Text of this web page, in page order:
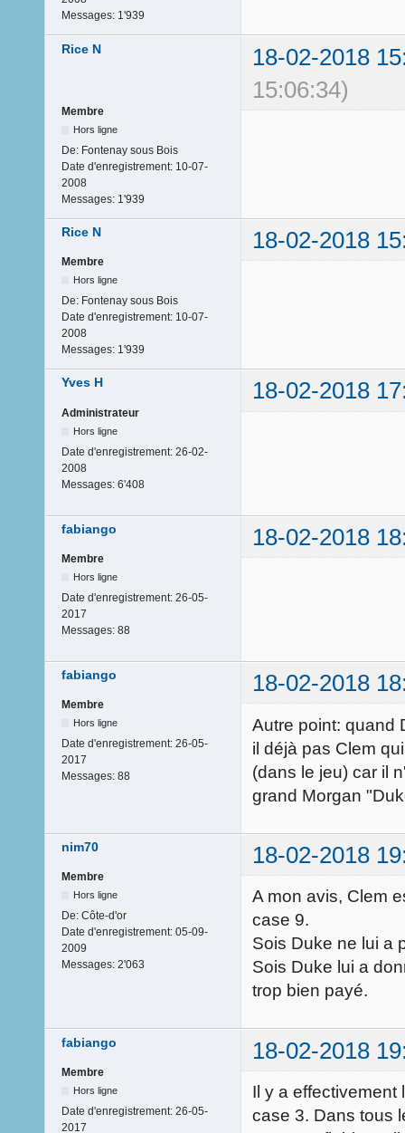
Messages: 1'939
Rice N
18-02-2018
15:06:34)
Membre
Hors ligne
De: Fontenay sous Bois
Date d'enregistrement: 10-07-
2008
Messages: 1'939
Rice N 18-02-2018
Membre
Hors ligne
De: Fontenay sous Bois
Date d'enregistrement: 10-07-
2008
Messages: 1'939
Yves H 18-02-2018
Administrateur
Hors ligne
Date d'enregistrement: 26-02-
2008
Messages: 6'408
fabiango 18-02-2018
Membre
Hors ligne
Date d'enregistrement: 26-05-
2017
Messages: 88
fabiango 18-02-2018
Membre
Hors ligne
Date d'enregistrement: 26-05-
2017
Messages: 88
Autre point: quand
il déjà pas Clem
(dans le jeu) car il
grand Morgan
nim70 18-02-2018
Membre
Hors ligne
De: Côte-d'or
Date d'enregistrement: 05-09-
2009
Messages: 2'063
A mon avis, Clem
case 9.
Sois Duke ne lui a
Sois Duke lui a
trop bien payé.
fabiango 18-02-2018
Membre
Hors ligne
Date d'enregistrement: 26-05-
2017
Il y a effectivement
case 3. Dans tous